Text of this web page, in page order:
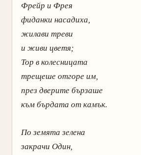
Фрейр и Фрея
фиданки насадиха,
жилави треви
и живи цветя;
Тор в колесницата
трещеше отгоре им,
през дверите бързаше
към бърдата от камък.
По земята зелена
закрачи Один,